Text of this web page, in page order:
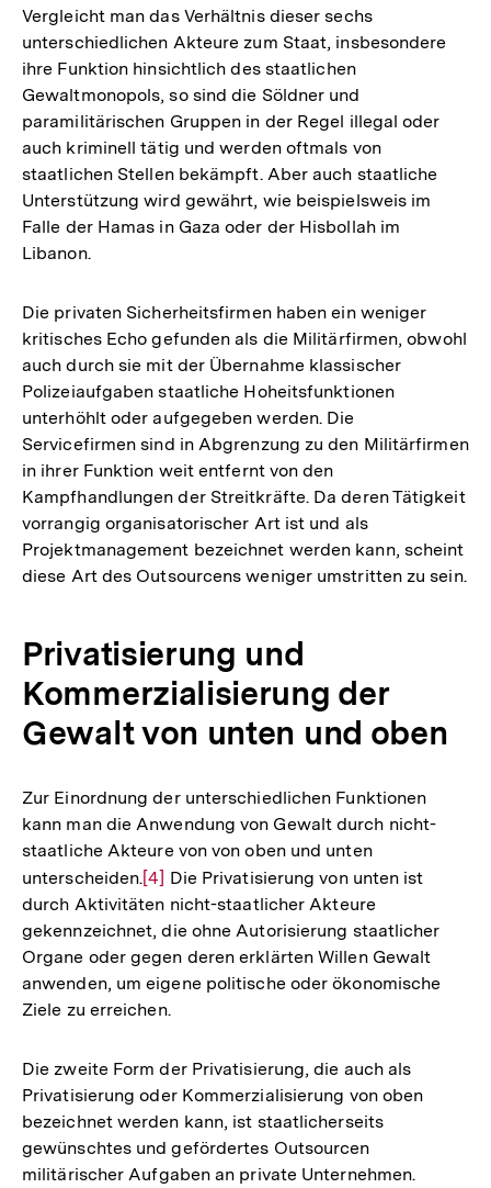
Vergleicht man das Verhältnis dieser sechs
unterschiedlichen Akteure zum Staat, insbesondere
ihre Funktion hinsichtlich des staatlichen
Gewaltmonopols, so sind die Söldner und
paramilitärischen Gruppen in der Regel illegal oder
auch kriminell tätig und werden oftmals von
staatlichen Stellen bekämpft. Aber auch staatliche
Unterstützung wird gewährt, wie beispielsweis im
Falle der Hamas in Gaza oder der Hisbollah im
Libanon.
Die privaten Sicherheitsfirmen haben ein weniger
kritisches Echo gefunden als die Militärfirmen, obwohl
auch durch sie mit der Übernahme klassischer
Polizeiaufgaben staatliche Hoheitsfunktionen
unterhöhlt oder aufgegeben werden. Die
Servicefirmen sind in Abgrenzung zu den Militärfirmen
in ihrer Funktion weit entfernt von den
Kampfhandlungen der Streitkräfte. Da deren Tätigkeit
vorrangig organisatorischer Art ist und als
Projektmanagement bezeichnet werden kann, scheint
diese Art des Outsourcens weniger umstritten zu sein.
Privatisierung und
Kommerzialisierung der
Gewalt von unten und oben
Zur Einordnung der unterschiedlichen Funktionen
kann man die Anwendung von Gewalt durch nicht-
staatliche Akteure von von oben und unten
unterscheiden.Zur
Auflösung
der
Fußnote
[4] Die Privatisierung von unten ist
durch Aktivitäten nicht-staatlicher Akteure
gekennzeichnet, die ohne Autorisierung staatlicher
Organe oder gegen deren erklärten Willen Gewalt
anwenden, um eigene politische oder ökonomische
Ziele zu erreichen.
Die zweite Form der Privatisierung, die auch als
Privatisierung oder Kommerzialisierung von oben
bezeichnet werden kann, ist staatlicherseits
gewünschtes und gefördertes Outsourcen
militärischer Aufgaben an private Unternehmen.